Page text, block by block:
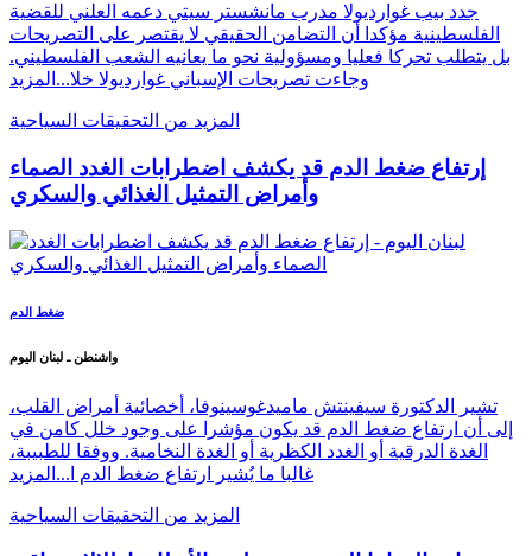
جدد بيب غوارديولا مدرب مانشستر سيتي دعمه العلني للقضية
الفلسطينية مؤكدا أن التضامن الحقيقي لا يقتصر على التصريحات
بل يتطلب تحركا فعليا ومسؤولية نحو ما يعانيه الشعب الفلسطيني.
وجاءت تصريحات الإسباني غوارديولا خلا... المزيد
المزيد من التحقيقات السياحية
إرتفاع ضغط الدم قد يكشف اضطرابات الغدد الصماء
وأمراض التمثيل الغذائي والسكري
ضغط الدم
واشنطن ـ لبنان اليوم
تشير الدكتورة سيفينتش ماميدغوسينوفا، أخصائية أمراض القلب،
إلى أن ارتفاع ضغط الدم قد يكون مؤشرا على وجود خلل كامن في
الغدة الدرقية أو الغدد الكظرية أو الغدة النخامية. ووفقا للطبيبة،
غالبا ما يُشير ارتفاع ضغط الدم ا... المزيد
المزيد من التحقيقات السياحية